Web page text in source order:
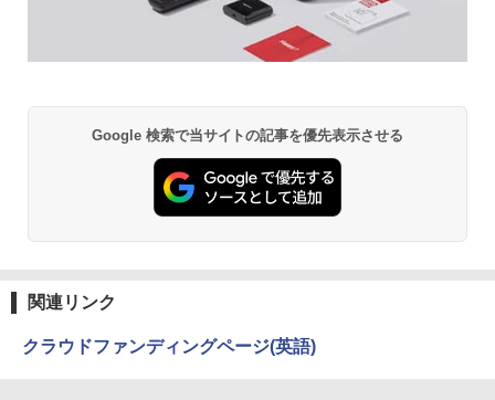
Google 検索で当サイトの記事を優先表示させる
関連リンク
クラウドファンディングページ(英語)